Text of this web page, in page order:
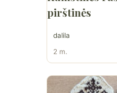
pirštinės
dalila
2 m.